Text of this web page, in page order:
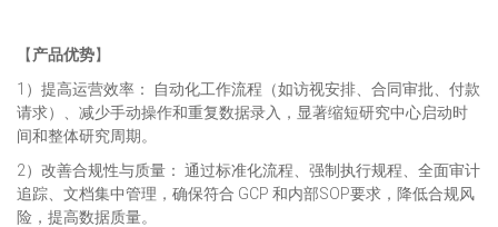
【产品优势】
1）提高运营效率： 自动化工作流程（如访视安排、合同审批、付款
请求）、减少手动操作和重复数据录入，显著缩短研究中心启动时
间和整体研究周期。
2）改善合规性与质量： 通过标准化流程、强制执行规程、全面审计
追踪、文档集中管理，确保符合 GCP 和内部SOP要求，降低合规风
险，提高数据质量。